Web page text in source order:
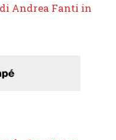
Andrea Fanti in